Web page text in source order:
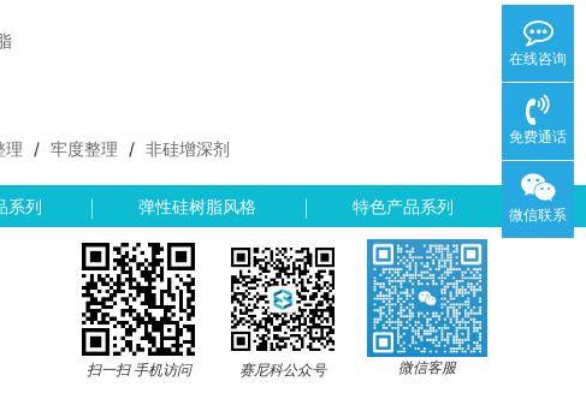
理 / 牢度整理 / 非硅增深剂
系列 弹性硅树脂风格 特色产品系列
扫一扫 手机访问 赛尼科公众号 微信客服
在线咨询
免费通话
微信联系